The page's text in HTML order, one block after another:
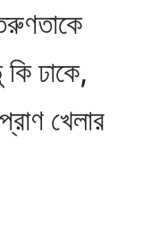
ঢাকে,
খেলার